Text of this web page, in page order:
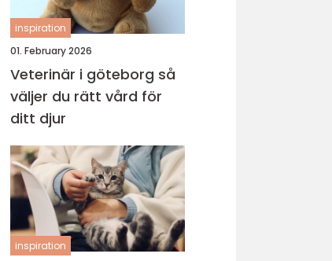
inspiration
01. February 2026
Veterinär i göteborg så
väljer du rätt vård för
ditt djur
inspiration